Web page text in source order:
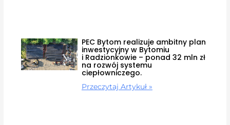
PEC Bytom realizuje ambitny plan
inwestycyjny w Bytomiu
i Radzionkowie – ponad 32 mln zł
na rozwój systemu
ciepłowniczego.
Przeczytaj Artykuł »